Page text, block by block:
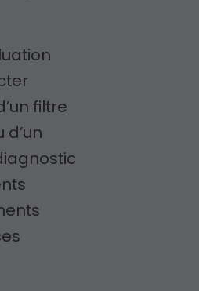
filtre